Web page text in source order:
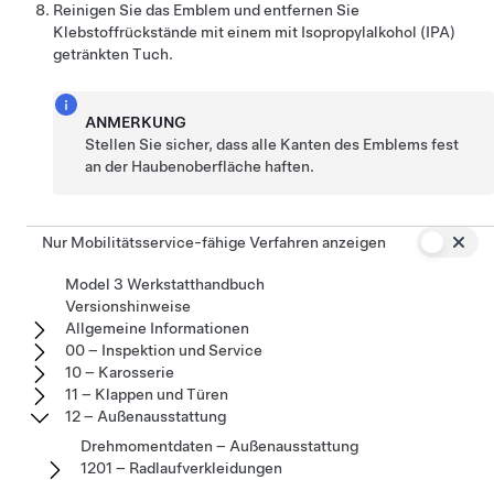
Reinigen Sie das Emblem und entfernen Sie
Klebstoffrückstände mit einem mit Isopropylalkohol (IPA)
getränkten Tuch.
ANMERKUNG
Stellen Sie sicher, dass alle Kanten des Emblems fest
an der Haubenoberfläche haften.
Nur Mobilitätsservice-fähige Verfahren anzeigen
Model 3 Werkstatthandbuch
Versionshinweise
Allgemeine Informationen
00 – Inspektion und Service
10 – Karosserie
11 – Klappen und Türen
12 – Außenausstattung
Drehmomentdaten – Außenausstattung
1201 – Radlaufverkleidungen